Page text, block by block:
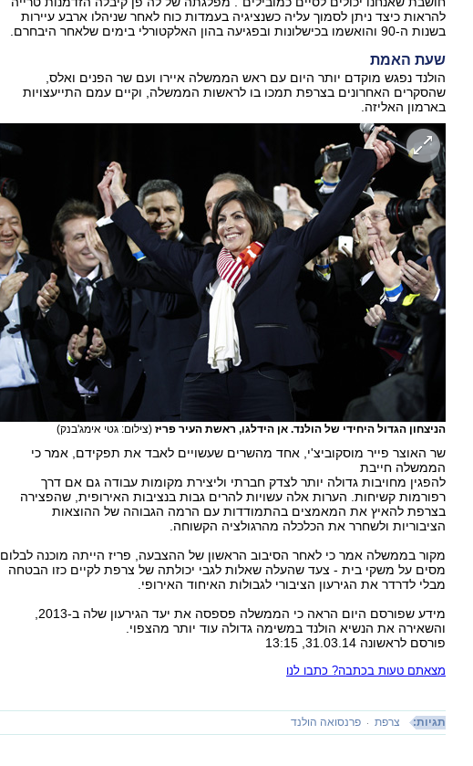
להראות כיצד ניתן לסמוך עליה כשנציגיה בעמדות כוח לאחר שניהלו ארבע עיירות
בשנות ה-90 והואשמו בכישלונות ובפגיעה בהון האלקטורלי בימים שלאחר היבחרם.
שעת האמת
הולנד נפגש מוקדם יותר היום עם ראש הממשלה איירו ועם שר הפנים ואלס,
שהסקרים האחרונים בצרפת תמכו בו לראשות הממשלה, וקיים עמם התייעצויות
בארמון האליזה.
הניצחון הגדול היחידי של הולנד. אן הידלגו, ראשת העיר פריז (צילום: גטי אימג'בנק)
שר האוצר פייר מוסקוביצ'י, אחד מהשרים שעשויים לאבד את תפקידם, אמר כי
הממשלה חייבת
להפגין מחויבות גדולה יותר לצדק חברתי וליצירת מקומות עבודה גם אם דרך
רפורמות קשיחות. הערות אלה עשויות להרים גבות בנציבות האירופית, שהפצירה
בצרפת להאיץ את המאמצים בהתמודדות עם הרמה הגבוהה של ההוצאות
הציבוריות ולשחרר את הכלכלה מהרגולציה הקשוחה.
מקור בממשלה אמר כי לאחר הסיבוב הראשון של ההצבעה, פריז הייתה מוכנה לבלום
מסים על משקי בית - צעד שהעלה שאלות לגבי יכולתה של צרפת לקיים כזו הבטחה
מבלי לדרדר את הגירעון הציבורי לגבולות האיחוד האירופי.
והשאירה את הנשיא הולנד במשימה גדולה עוד יותר מהצפוי.
פורסם לראשונה 31.03.14, 13:15
מצאתם טעות בכתבה? כתבו לנו
תגיות: צרפת פרנסואה הולנד